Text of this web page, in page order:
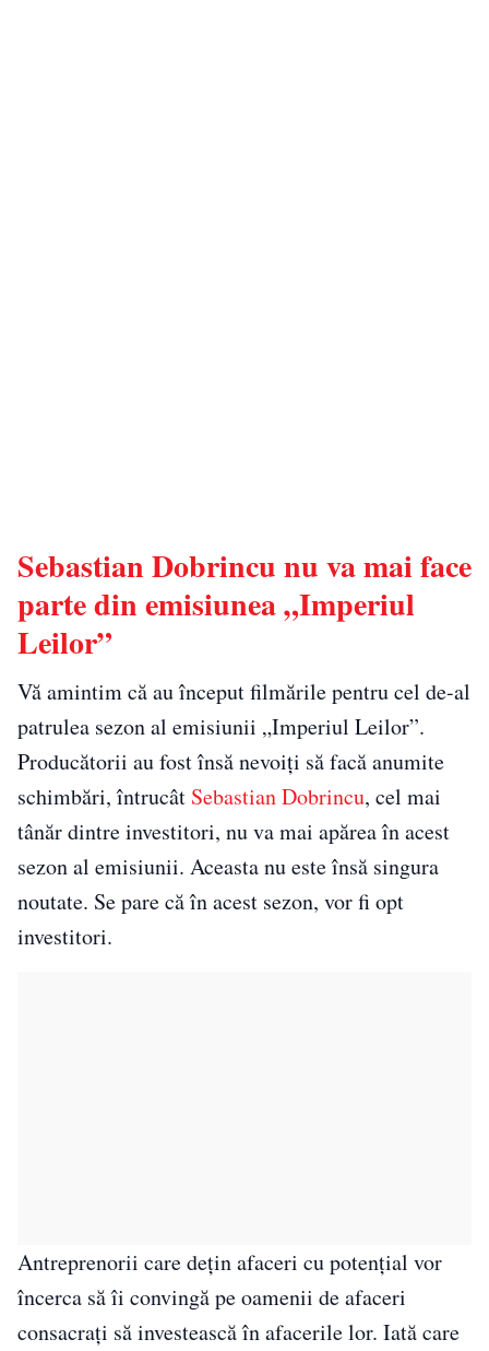
Sebastian Dobrincu nu va mai face
parte din emisiunea „Imperiul
Leilor”
Vă amintim că au început filmările pentru cel de-al
patrulea sezon al emisiunii „Imperiul Leilor”.
Producătorii au fost însă nevoiți să facă anumite
schimbări, întrucât Sebastian Dobrincu, cel mai
tânăr dintre investitori, nu va mai apărea în acest
sezon al emisiunii. Aceasta nu este însă singura
noutate. Se pare că în acest sezon, vor fi opt
investitori.
Antreprenorii care dețin afaceri cu potențial vor
încerca să îi convingă pe oamenii de afaceri
consacrați să investească în afacerile lor. Iată care